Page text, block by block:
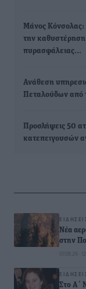
Μάνος Κόνσολας:
την καθυστέρηση
πυρασφάλειας…
Ανάθεση
Πεταλούδων
Προσλήψεις 50
κατεπειγουσών
Νέα
στην
07.08.26 ·
Στο Α΄